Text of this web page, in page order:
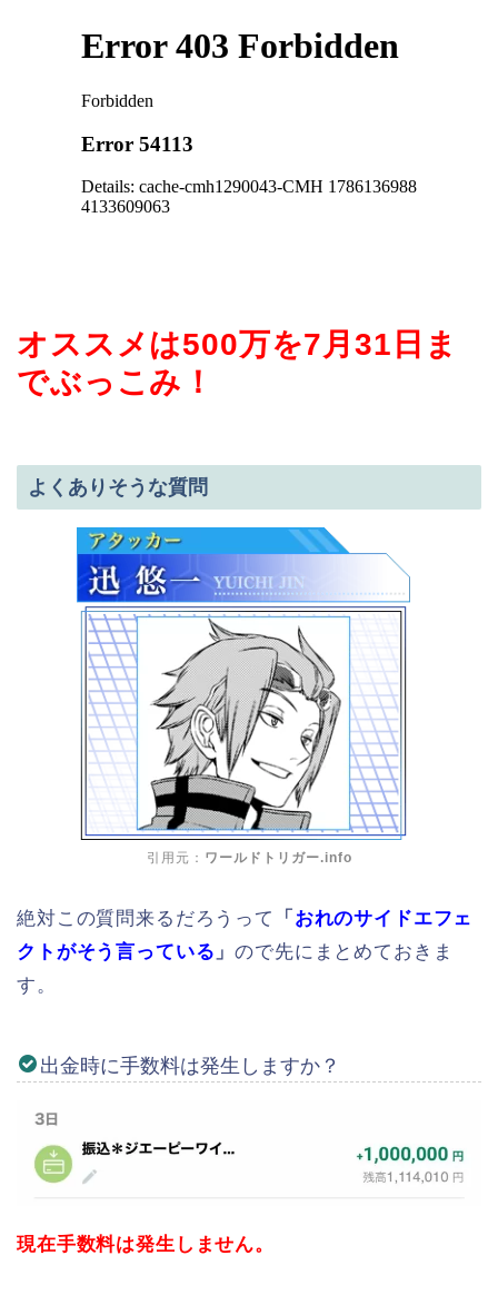
オススメは500万を7月31日ま
でぶっこみ！
よくありそうな質問
引用元： ワールドトリガー.info
絶対この質問来るだろうって 「 おれのサイドエフェ
クトがそう言っている 」ので先にまとめておきま
す。
出金時に手数料は発生しますか？
現在手数料は発生しません。